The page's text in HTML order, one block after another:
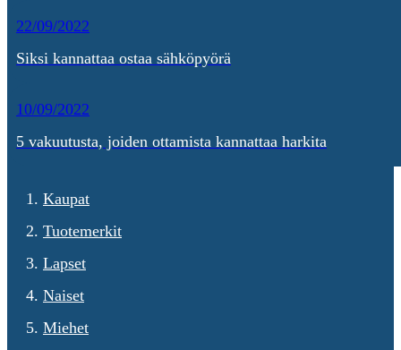
22/09/2022
Siksi kannattaa ostaa sähköpyörä
10/09/2022
5 vakuutusta, joiden ottamista kannattaa harkita
Kaupat
Tuotemerkit
Lapset
Naiset
Miehet